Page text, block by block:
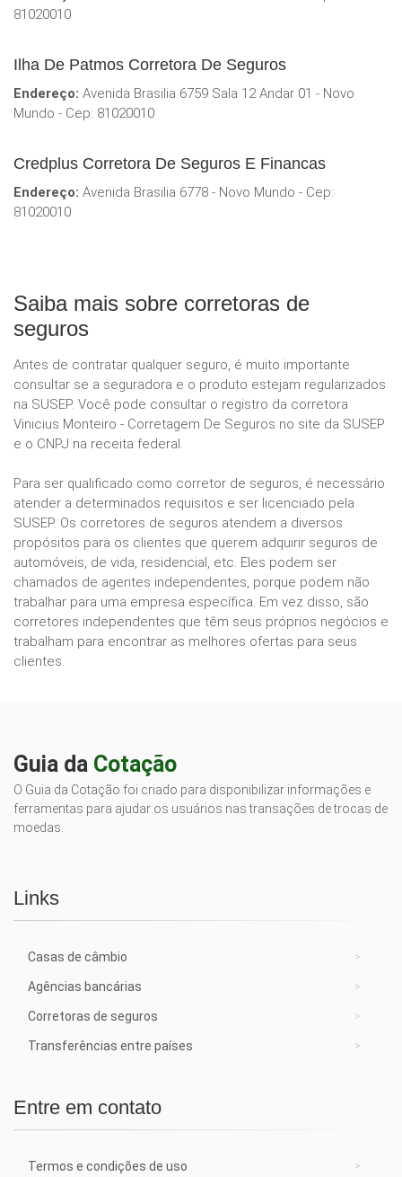
81020010
Ilha De Patmos Corretora De Seguros
Endereço: Avenida Brasilia 6759 Sala 12 Andar 01 - Novo
Mundo - Cep: 81020010
Credplus Corretora De Seguros E Financas
Endereço: Avenida Brasilia 6778 - Novo Mundo - Cep:
81020010
Saiba mais sobre corretoras de
seguros
Antes de contratar qualquer seguro, é muito importante
consultar se a seguradora e o produto estejam regularizados
na SUSEP. Você pode consultar o registro da corretora
Vinicius Monteiro - Corretagem De Seguros no site da SUSEP
e o CNPJ na receita federal.
Para ser qualificado como corretor de seguros, é necessário
atender a determinados requisitos e ser licenciado pela
SUSEP. Os corretores de seguros atendem a diversos
propósitos para os clientes que querem adquirir seguros de
automóveis, de vida, residencial, etc. Eles podem ser
chamados de agentes independentes, porque podem não
trabalhar para uma empresa específica. Em vez disso, são
corretores independentes que têm seus próprios negócios e
trabalham para encontrar as melhores ofertas para seus
clientes.
Guia da Cotação
O Guia da Cotação foi criado para disponibilizar informações e
ferramentas para ajudar os usuários nas transações de trocas de
moedas.
Links
Casas de câmbio
Agências bancárias
Corretoras de seguros
Transferências entre países
Entre em contato
Termos e condições de uso